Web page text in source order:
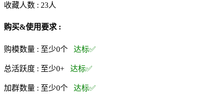
收藏人数 : 23人
购买&使用要求 :
购模数量 : 至少0个 达标✅
总活跃度 : 至少0+ 达标✅
加群数量 : 至少0个 达标✅